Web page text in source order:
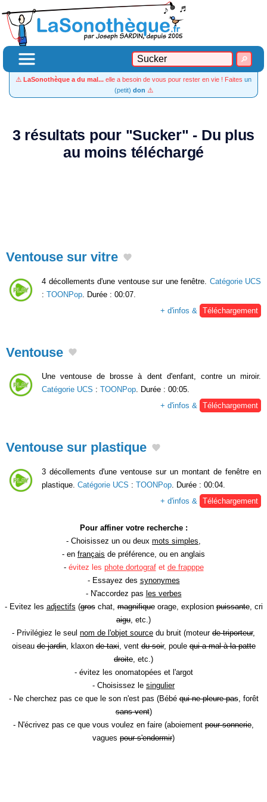
⚠️ LaSonothèque a du mal... elle a besoin de vous pour rester en vie ! Faites un
(petit) don ⚠️
3 résultats pour "Sucker" - Du plus
au moins téléchargé
Ventouse sur vitre
4 décollements d'une ventouse sur une fenêtre. Catégorie UCS
: TOONPop . Durée : 00:07.
+ d'infos &
Téléchargement
Ventouse
Une ventouse de brosse à dent d'enfant, contre un miroir.
Catégorie UCS : TOONPop. Durée : 00:05.
+ d'infos & Téléchargement
Ventouse sur plastique
3 décollements d'une ventouse sur un montant de fenêtre en
plastique. Catégorie UCS : TOONPop . Durée : 00:04.
+ d'infos &
Téléchargement
Pour affiner votre recherche :
- Choisissez un ou deux mots simples
- en français de préférence, ou en anglais
- évitez les phote dortografet de frapppe
- Essayez des synonymes
- N'accordez pas les verbes
- Evitez les adjectifs (groschat,magnifiqueorage, explosionpuissante, cri
aigu , etc.)
- Privilégiez le seul nom de l'objet source du bruit (moteur de triporteur,
oiseaude jardin, klaxonde taxi, ventdu soir, poulequi a mal à la patte
droite , etc.)
- évitez les onomatopées et l'argot
- Choisissez le singulier
- Ne cherchez pas ce que le son n'est pas (Bébéqui ne pleure pas, forêt
sans vent)
- N'écrivez pas ce que vous voulez en faire (aboiement pour sonnerie
vagues pour s'endormir)